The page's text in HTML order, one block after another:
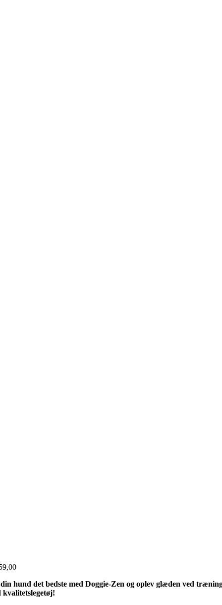
hund det bedste med Doggie-Zen og oplev glæden ved
kvalitetslegetøj!